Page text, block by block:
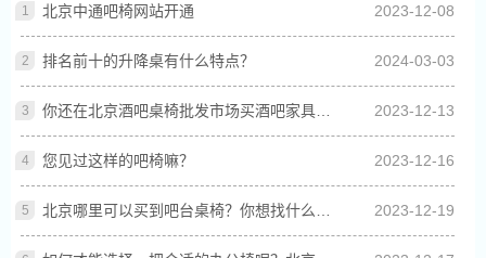
北京中通吧椅网站开通 2023-12-08
排名前十的升降桌有什么特点？ 2024-03-03
2023-12-13
您见过这样的吧椅嘛？ 2023-12-16
2023-12-19